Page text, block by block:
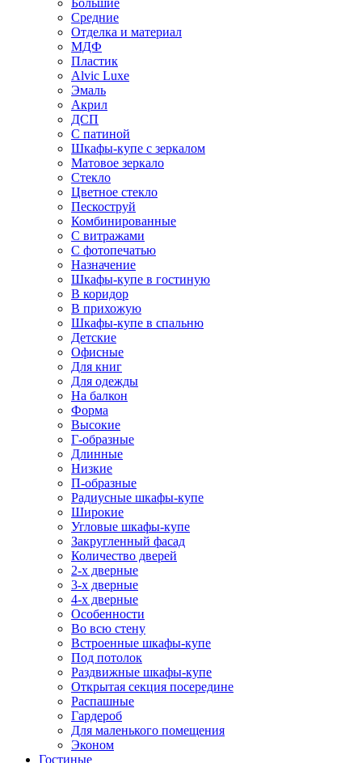
Большие
Средние
Отделка и материал
МДФ
Пластик
Alvic Luxe
Эмаль
Акрил
ДСП
С патиной
Шкафы-купе с зеркалом
Матовое зеркало
Стекло
Цветное стекло
Пескоструй
Комбинированные
С витражами
С фотопечатью
Назначение
Шкафы-купе в гостиную
В коридор
В прихожую
Шкафы-купе в спальню
Детские
Офисные
Для книг
Для одежды
На балкон
Форма
Высокие
Г-образные
Длинные
Низкие
П-образные
Радиусные шкафы-купе
Широкие
Угловые шкафы-купе
Закругленный фасад
Количество дверей
2-х дверные
3-х дверные
4-х дверные
Особенности
Во всю стену
Встроенные шкафы-купе
Под потолок
Раздвижные шкафы-купе
Открытая секция посередине
Распашные
Гардероб
Для маленького помещения
Эконом
Гостиные